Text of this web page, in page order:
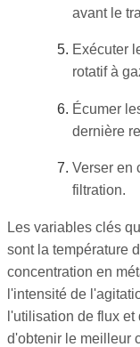
avant le
Exécuter
rotatif à
Écumer
dernière
Verser en
filtration.
Les variables clés
sont la température
concentration en
l'intensité de
l'utilisation de flux
d'obtenir le meilleur